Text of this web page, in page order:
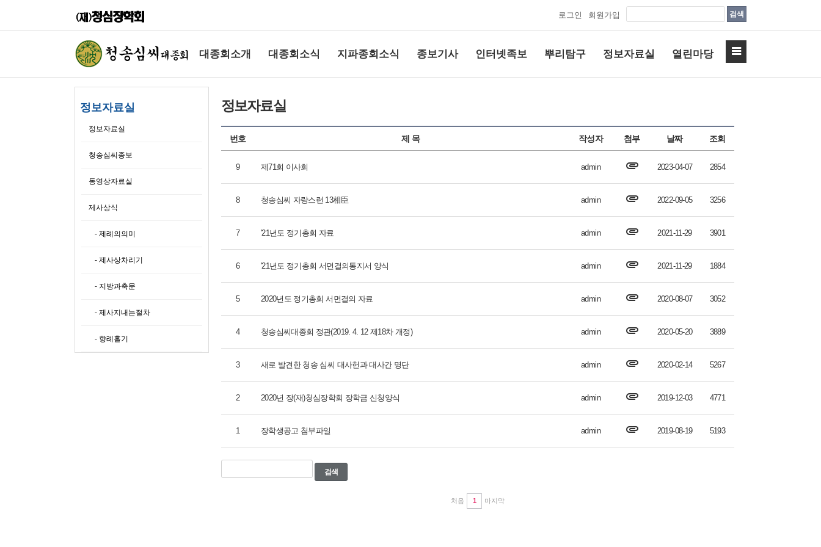
로그인 회원가입 검색
대종회소개 대종회소식 지파종회소식 종보기사 인터넷족보 뿌리탐구 정보자료실 열린마당
정보자료실
정보자료실
청송심씨종보
동영상자료실
제사상식
- 제례의의미
- 제사상차리기
- 지방과축문
- 제사지내는절차
- 향례홀기
정보자료실
번호 제 목 작성자 첨부 날짜 조회
9 제71회 이사회 admin attachment 2023-04-07 2854
8 청송심씨 자랑스런 13相臣 admin attachment 2022-09-05 3256
7 '21년도 정기총회 자료 admin attachment 2021-11-29 3901
6 '21년도 정기총회 서면결의통지서 양식 admin attachment 2021-11-29 1884
5 2020년도 정기총회 서면결의 자료 admin attachment 2020-08-07 3052
4 청송심씨대종회 정관(2019. 4. 12 제18차 개정) admin attachment 2020-05-20 3889
3 새로 발견한 청송 심씨 대사헌과 대사간 명단 admin attachment 2020-02-14 5267
2 2020년 장(재)청심장학회 장학금 신청양식 admin attachment 2019-12-03 4771
1 장학생공고 첨부파일 admin attachment 2019-08-19 5193
검색
처음 1 마지막